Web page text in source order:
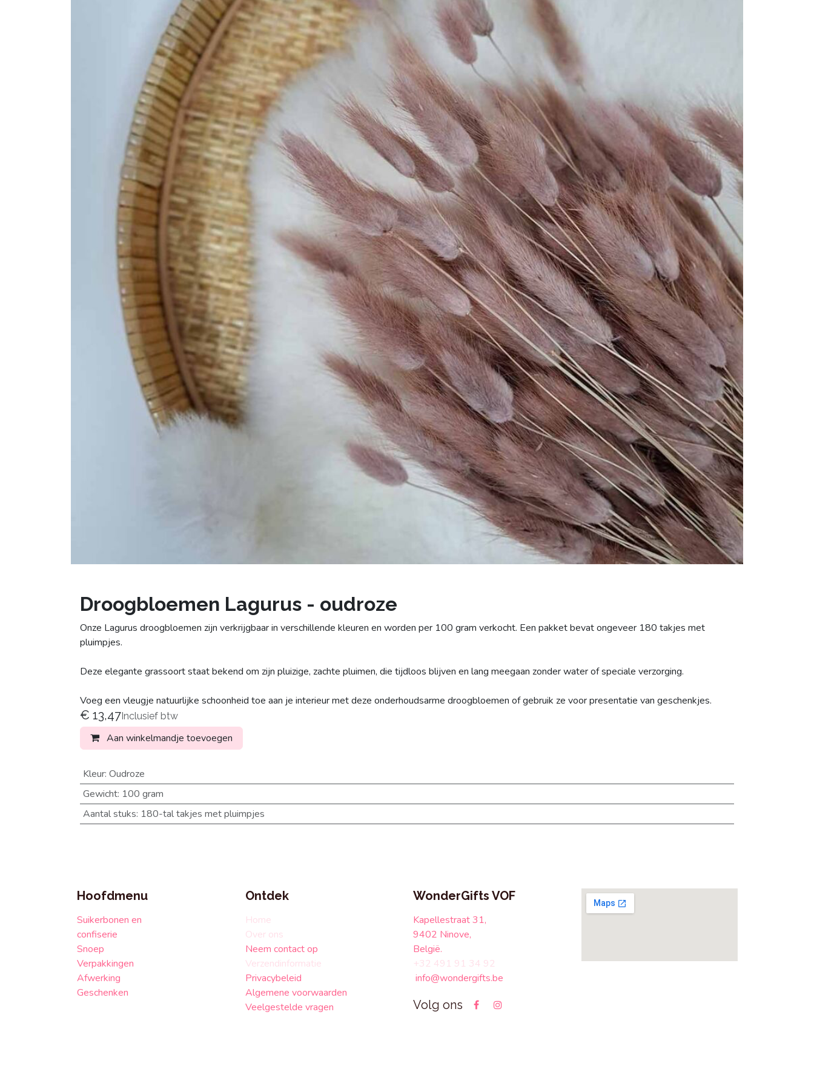
Droogbloemen Lagurus - oudroze
Onze Lagurus droogbloemen zijn verkrijgbaar in verschillende kleuren en worden per 100 gram verkocht. Een pakket bevat ongeveer 180 takjes met
pluimpjes.
Deze elegante grassoort staat bekend om zijn pluizige, zachte pluimen, die tijdloos blijven en lang meegaan zonder water of speciale verzorging.
Voeg een vleugje natuurlijke schoonheid toe aan je interieur met deze onderhoudsarme droogbloemen of gebruik ze voor presentatie van geschenkjes.
€ 13,47Inclusief btw
Aan winkelmandje toevoegen
Kleur: Oudroze
Gewicht: 100 gram
Aantal stuks: 180-tal takjes met pluimpjes
Hoofdmenu
Suikerbonen en
confiserie
Snoep
Verpakkingen
Afwerking
Geschenken
WonderGifts VOF
Kapellestraat 31,
9402 Ninove,
België.
+32 491 91 34 92
info@wondergifts.be
Volg ons
Ontdek
Home
Over ons
Neem contact op
Verzendinformatie
Privacybeleid
Algemene voorwaarden
Veelgestelde vragen